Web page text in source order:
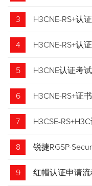
3 H3CNE-RS+认
4 H3CNE-RS+认
么？
5 H3CNE认证考
6 H3CNE-RS+证
7 H3CSE-
8 锐捷RGSP-
9 红帽认证申请